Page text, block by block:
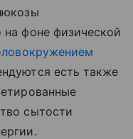
фоне физической
есть также
сытости